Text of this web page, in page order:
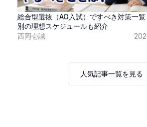
総合型選抜（AO入試）ですべき対策一
別の理想スケジュールも紹介
西岡壱誠
人気記事一覧を見る